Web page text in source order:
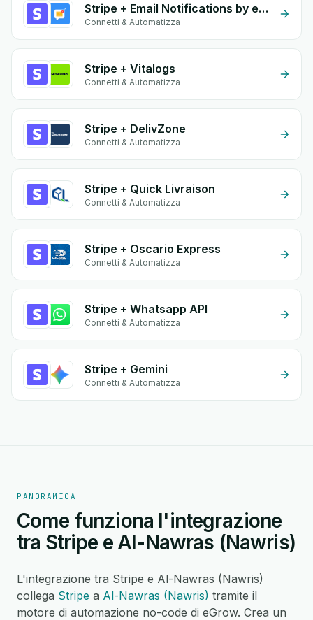
Stripe + Email Notifications by eGrow
Connetti & Automatizza
Stripe + Vitalogs
Connetti & Automatizza
Stripe + DelivZone
Connetti & Automatizza
Stripe + Quick Livraison
Connetti & Automatizza
Stripe + Oscario Express
Connetti & Automatizza
Stripe + Whatsapp API
Connetti & Automatizza
Stripe + Gemini
Connetti & Automatizza
PANORAMICA
Come funziona l'integrazione
tra Stripe e Al-Nawras (Nawris)
L'integrazione tra Stripe e Al-Nawras (Nawris)
collega Stripe a Al-Nawras (Nawris) tramite il
motore di automazione no-code di eGrow. Crea un